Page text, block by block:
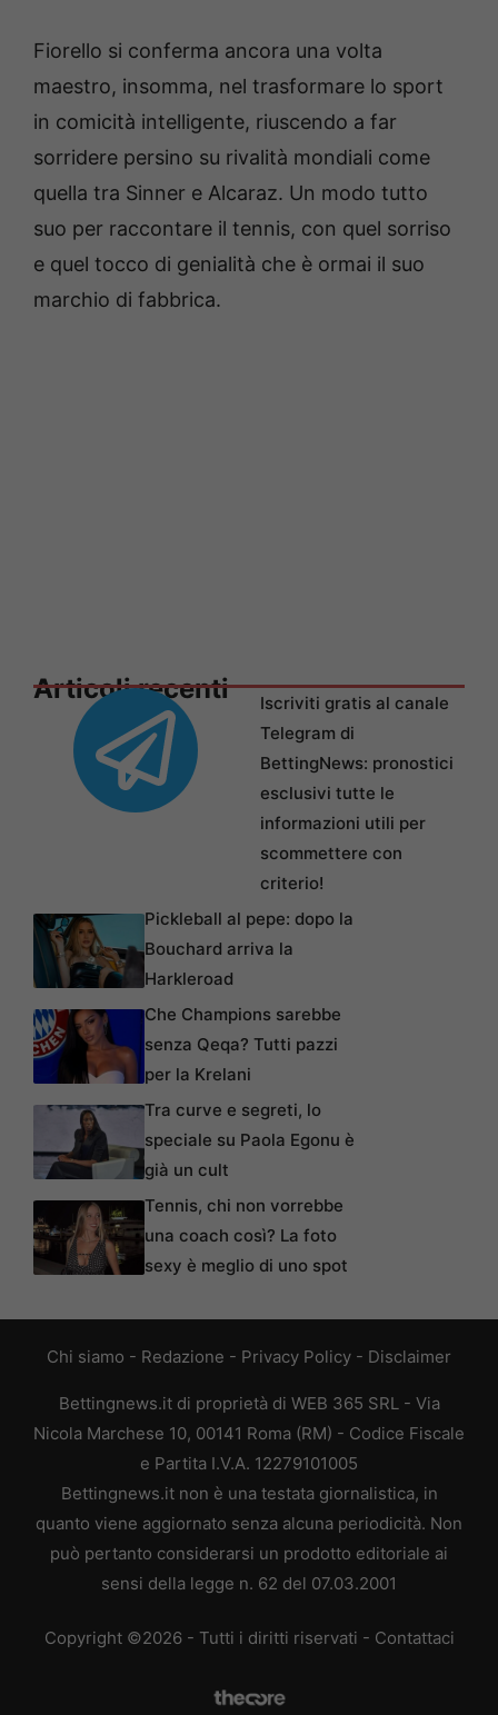
Fiorello si conferma ancora una volta
maestro, insomma, nel trasformare lo sport
in comicità intelligente, riuscendo a far
sorridere persino su rivalità mondiali come
quella tra Sinner e Alcaraz. Un modo tutto
suo per raccontare il tennis, con quel sorriso
e quel tocco di genialità che è ormai il suo
marchio di fabbrica.
Articoli recenti
Iscriviti gratis al canale
Telegram di
BettingNews: pronostici
esclusivi tutte le
informazioni utili per
scommettere con
criterio!
Pickleball al pepe: dopo la
Bouchard arriva la
Harkleroad
Che Champions sarebbe
senza Qeqa? Tutti pazzi
per la Krelani
Tra curve e segreti, lo
speciale su Paola Egonu è
già un cult
Tennis, chi non vorrebbe
una coach così? La foto
sexy è meglio di uno spot
Chi siamo - Redazione - Privacy Policy - Disclaimer
Bettingnews.it di proprietà di WEB 365 SRL - Via
Nicola Marchese 10, 00141 Roma (RM) - Codice Fiscale
e Partita I.V.A. 12279101005
Bettingnews.it non è una testata giornalistica, in
quanto viene aggiornato senza alcuna periodicità. Non
può pertanto considerarsi un prodotto editoriale ai
sensi della legge n. 62 del 07.03.2001
Copyright ©2026 - Tutti i diritti riservati - Contattaci